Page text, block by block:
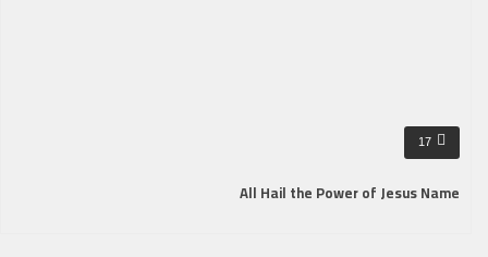
17
All Hail the Power of Jesus Name